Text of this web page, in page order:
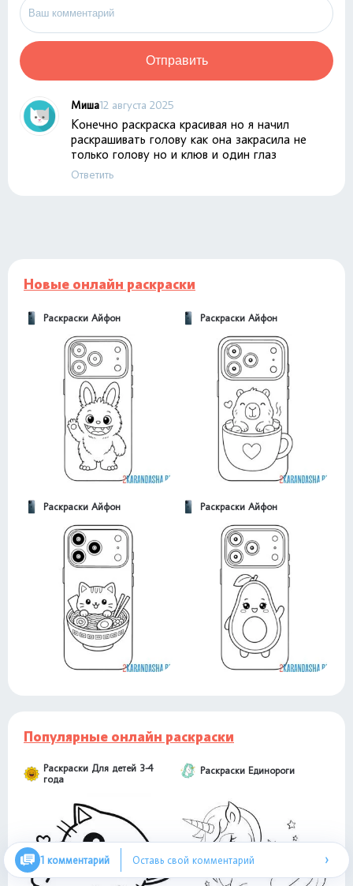
Отправить
Миша12 августа 2025
Конечно раскраска красивая но я начил
раскрашивать голову как она закрасила не
только голову но и клюв и один глаз
Ответить
Новые онлайн раскраски
Раскраски Айфон Раскраски Айфон
Раскраски Айфон Раскраски Айфон
Популярные онлайн раскраски
Раскраски Для детей 3-4
года
Раскраски Единороги
1 комментарий Оставь свой комментарий ›